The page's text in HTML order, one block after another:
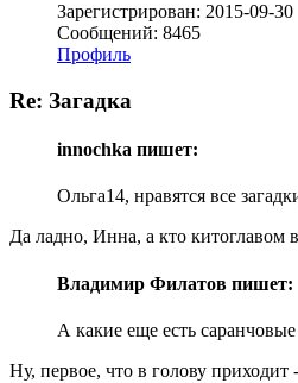
Зарегистрирован: 2015-09-30
Сообщений: 8465
Профиль
Re: Загадка
innochka пишет:
Ольга14, нравятся все
Да ладно, Инна, а кто китоглавом
Владимир Филатов пишет:
А какие еще есть
Ну, первое, что в голову приходит